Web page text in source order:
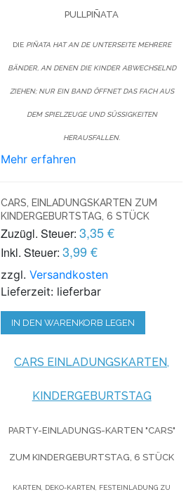
PULLPIÑATA
DIE PIÑATA HAT AN DE UNTERSEITE MEHRERE
BÄNDER, AN DENEN DIE KINDER ABWECHSELND
ZIEHEN; NUR EIN BAND ÖFFNET DAS FACH AUS
DEM SPIELZEUGE UND SÜSSIGKEITEN H
ERAUSFALLEN.
Mehr erfahren
CARS, EINLADUNGSKARTEN ZUM
KINDERGEBURTSTAG, 6 STÜCK
Zuzügl. Steuer: 3,35 €
Inkl. Steuer: 3,99 €
zzgl.Versandkosten
Lieferzeit: lieferbar
IN DEN WARENKORB LEGEN
CARS EINLADUNGSKARTEN,
KINDERGEBURTSTAG
PARTY-EINLADUNGS-KARTEN "CARS"
ZUM KINDERGEBURTSTAG, 6 STÜCK
KARTEN, DEKO-KARTEN, FESTEINLADUNG ZU